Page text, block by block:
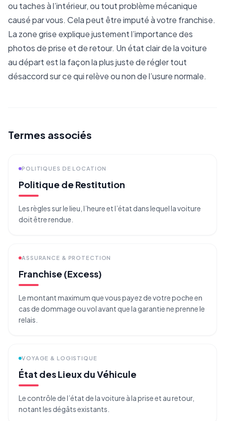
ou taches à l’intérieur, ou tout problème mécanique
causé par vous. Cela peut être imputé à votre franchise.
La zone grise explique justement l’importance des
photos de prise et de retour. Un état clair de la voiture
au départ est la façon la plus juste de régler tout
désaccord sur ce qui relève ou non de l’usure normale.
Termes associés
POLITIQUES DE LOCATION
Politique de Restitution
Les règles sur le lieu, l’heure et l’état dans lequel la voiture
doit être rendue.
ASSURANCE & PROTECTION
Franchise (Excess)
Le montant maximum que vous payez de votre poche en
cas de dommage ou vol avant que la garantie ne prenne le
relais.
VOYAGE & LOGISTIQUE
État des Lieux du Véhicule
Le contrôle de l’état de la voiture à la prise et au retour,
notant les dégâts existants.